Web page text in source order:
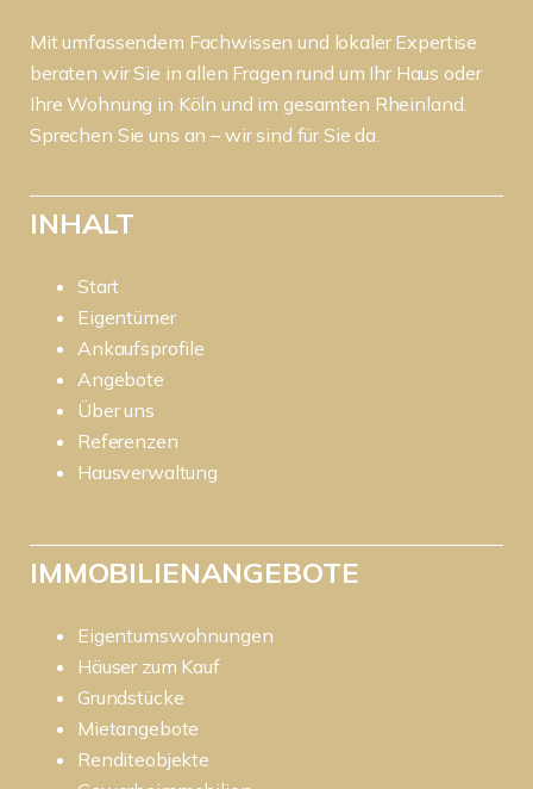
Mit umfassendem Fachwissen und lokaler Expertise
beraten wir Sie in allen Fragen rund um Ihr Haus oder
Ihre Wohnung in Köln und im gesamten Rheinland.
Sprechen Sie uns an – wir sind für Sie da.
INHALT
Start
Eigentümer
Ankaufsprofile
Angebote
Über uns
Referenzen
Hausverwaltung
IMMOBILIENANGEBOTE
Eigentumswohnungen
Häuser zum Kauf
Grundstücke
Mietangebote
Renditeobjekte